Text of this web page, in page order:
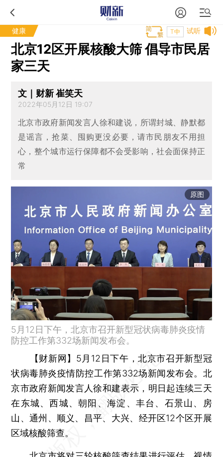
健康 试听
T中
北京12区开展核酸大筛 倡导市民居
家三天
文｜财新 崔笑天
2022年05月12日 19:07
北京市政府新闻发言人徐和建说，所谓封城、静默都
是谣言，抢菜、囤购更没必要，请市民朋友不用担
心，整个城市运行保障都不会受影响，社会面保持正
常
原图
5月12日下午，北京市召开新型冠状病毒肺炎疫情
防控工作第332场新闻发布会。
【财新网】 5月12日下午，北京市召开新型冠
状病毒肺炎疫情防控工作第332场新闻发布会。北
京市政府新闻发言人徐和建表示，明日起连续三天
在东城、西城、朝阳、海淀、丰台、石景山、房
山、通州、顺义、昌平、大兴、经开区12个区开展
区域核酸筛查。